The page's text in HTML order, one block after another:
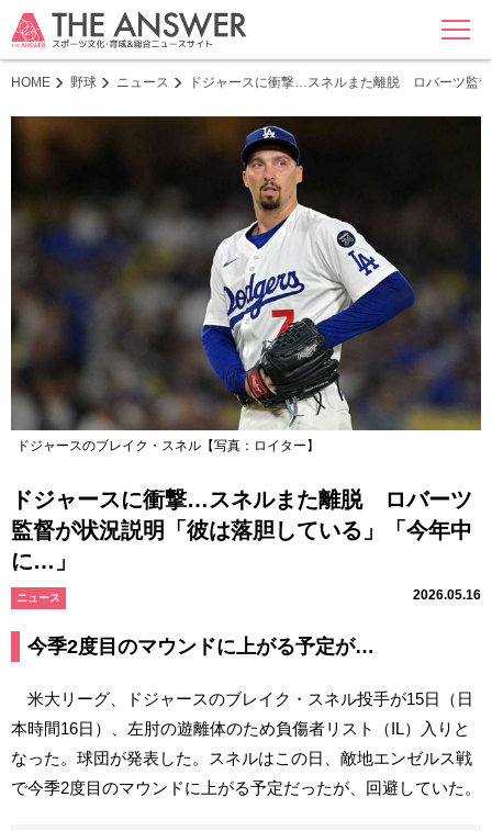
MENU
HOME 野球 ニュース ドジャースに衝撃…スネルまた離脱 ロバーツ監
ドジャースのブレイク・スネル【写真：ロイター】
ドジャースに衝撃…スネルまた離脱 ロバーツ
監督が状況説明「彼は落胆している」「今年中
に…」
ニュース 2026.05.16
今季2度目のマウンドに上がる予定が…
米大リーグ、ドジャースのブレイク・スネル投手が15日（日
本時間16日）、左肘の遊離体のため負傷者リスト（IL）入りと
なった。球団が発表した。スネルはこの日、敵地エンゼルス戦
で今季2度目のマウンドに上がる予定だったが、回避していた。